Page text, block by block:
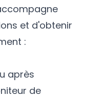
et d'obtenir
:
après
de